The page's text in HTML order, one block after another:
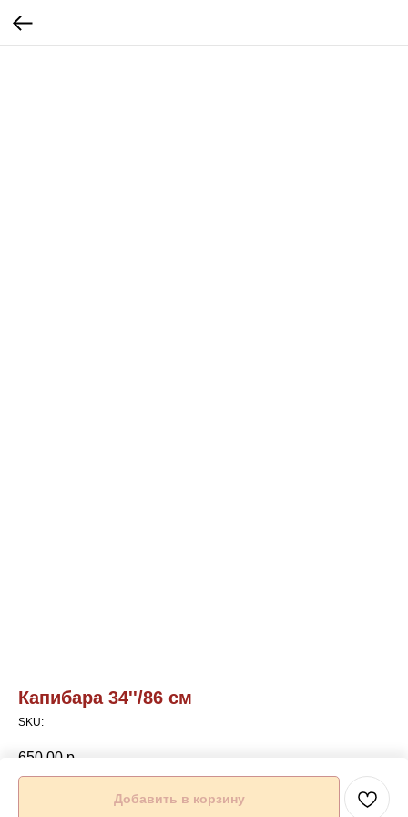
Капибара 34''/86 см
SKU:
650,00 р.
Добавить в корзину